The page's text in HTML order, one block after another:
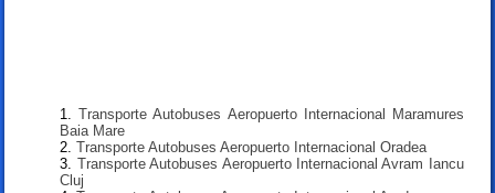
Transporte Autobuses Aeropuerto Internacional Maramures
Baia Mare
Transporte Autobuses Aeropuerto Internacional Oradea
Transporte Autobuses Aeropuerto Internacional Avram Iancu
Cluj